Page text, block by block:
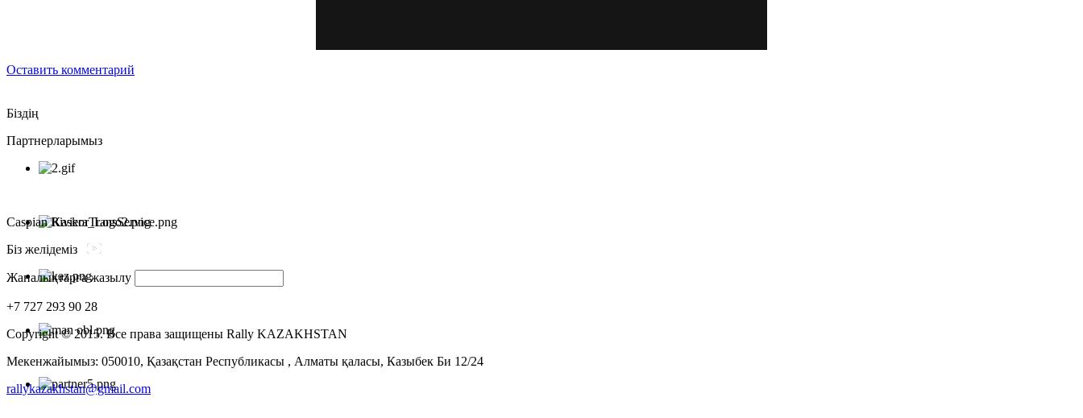
Оставить комментарий
Біздің
Партнерларымыз
Caspian Riviera_Logo2.png
Біз желідеміз
Жаналықтарға жазылу
+7 727 293 90 28
Copyright © 2015. Все права защищены Rally KAZAKHSTAN
Мекенжайымыз: 050010, Қазақстан Республикасы , Алматы қаласы, Казыбек Би 12/24
rallykazakhstan@gmail.com